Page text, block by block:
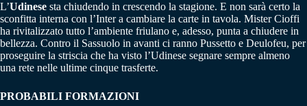
L’Udinese sta chiudendo in crescendo la stagione. E non sarà certo la
sconfitta interna con l’Inter a cambiare la carte in tavola. Mister Cioffi
ha rivitalizzato tutto l’ambiente friulano e, adesso, punta a chiudere in
bellezza. Contro il Sassuolo in avanti ci ranno Pussetto e Deulofeu, per
proseguire la striscia che ha visto l’Udinese segnare sempre almeno
una rete nelle ultime cinque trasferte.
PROBABILI FORMAZIONI